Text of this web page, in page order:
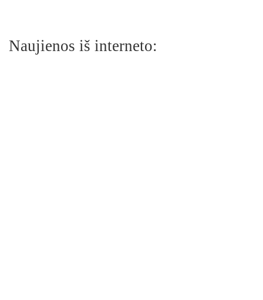
Naujienos iš interneto: